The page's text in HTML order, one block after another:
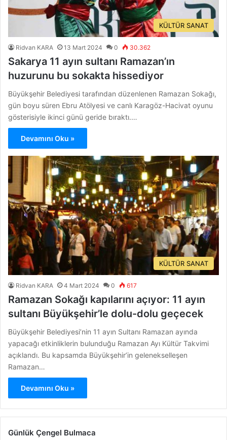
KÜLTÜR SANAT
Ridvan KARA 13 Mart 2024 0 30.362
Sakarya 11 ayın sultanı Ramazan’ın
huzurunu bu sokakta hissediyor
Büyükşehir Belediyesi tarafından düzenlenen Ramazan Sokağı,
gün boyu süren Ebru Atölyesi ve canlı Karagöz-Hacivat oyunu
gösterisiyle ikinci günü geride bıraktı.…
Devamını Oku »
KÜLTÜR SANAT
Ridvan KARA 4 Mart 2024 0 617
Ramazan Sokağı kapılarını açıyor: 11 ayın
sultanı Büyükşehir’le dolu-dolu geçecek
Büyükşehir Belediyesi’nin 11 ayın Sultanı Ramazan ayında
yapacağı etkinliklerin bulunduğu Ramazan Ayı Kültür Takvimi
açıklandı. Bu kapsamda Büyükşehir’in gelenekselleşen
Ramazan…
Devamını Oku »
Günlük Çengel Bulmaca